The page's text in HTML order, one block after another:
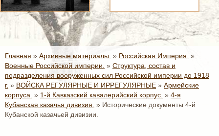
Главная » Архивные материалы. » Российская Империя. »
Военные Российской империи. » Структура, состав и
подразделения вооруженных сил Российской империи до 1918
г. » ВОЙСКА РЕГУЛЯРНЫЕ И ИРРЕГУЛЯРНЫЕ » Армейские
корпуса. » 1-й Кавказский кавалерийский корпус. » 4-я
Кубанская казачья дивизия. » Исторические документы 4-й
Кубанской казачьей дивизии.